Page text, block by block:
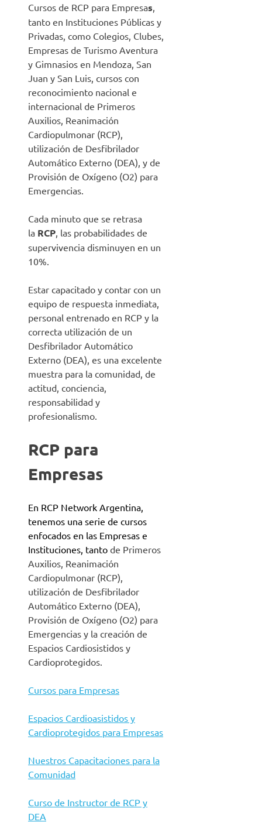
Cursos de RCP para Empresas
tanto en Instituciones Públicas y
Privadas, como Colegios, Clubes,
Empresas de Turismo Aventura
y Gimnasios en Mendoza, San
Juan y San Luis , cursos con
reconocimiento nacional e
internacional de Primeros
Auxilios, Reanimación
Cardiopulmonar (RCP),
utilización de Desfibrilador
Automático Externo (DEA), y de
Provisión de Oxígeno (O2) para
Emergencias.
Cada minuto que se retrasa
la RCP , las probabilidades de
supervivencia disminuyen en un
10%.
Estar capacitado y contar con un
equipo de respuesta inmediata,
personal entrenado en RCP y la
correcta utilización de un
Desfibrilador Automático
Externo (DEA) , es una excelente
muestra para la comunidad, de
actitud, conciencia,
responsabilidad y
profesionalismo.
RCP para
Empresas
En RCP Network Argentina,
tenemos una serie de cursos
enfocados en las Empresas e
Instituciones, tanto de Primeros
Auxilios, Reanimación
Cardiopulmonar (RCP),
utilización de Desfibrilador
Automático Externo (DEA),
Provisión de Oxígeno (O2) para
Emergencias y la creación de
Espacios Cardiosistidos y
Cardioprotegidos.
Cursos para Empresas
Espacios Cardioasistidos y
Cardioprotegidos para Empresas
Nuestros Capacitaciones para la
Comunidad
Curso de Instructor de RCP y
DEA